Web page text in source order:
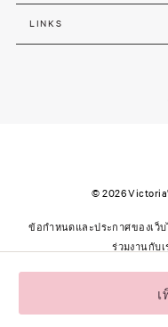
LINKS
©2026
ข้อกำหนดและประกาศของเว็
ร่วมงานกับเ